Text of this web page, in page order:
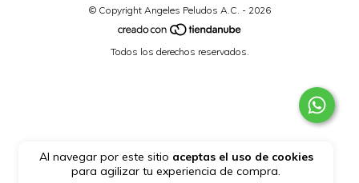
Al navegar por este sitio aceptas el uso de cookies
para agilizar tu experiencia de compra.
© Copyright Angeles Peludos A.C. - 2026
Todos los derechos reservados.